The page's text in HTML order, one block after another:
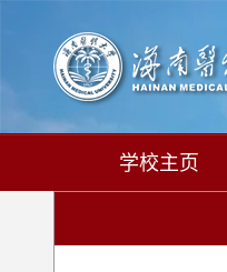
学校主页